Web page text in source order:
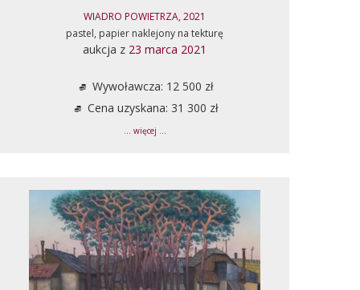
WIADRO POWIETRZA, 2021
pastel, papier naklejony na tekturę
aukcja z 23 marca 2021
Wywoławcza: 12 500 zł
Cena uzyskana: 31 300 zł
... więcej ...